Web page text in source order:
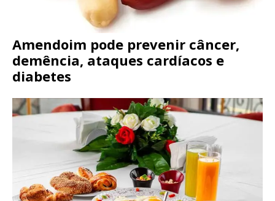
Amendoim pode prevenir câncer,
demência, ataques cardíacos e
diabetes